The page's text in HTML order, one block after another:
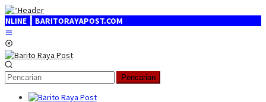
Loncat
ke
konten
Pencarian